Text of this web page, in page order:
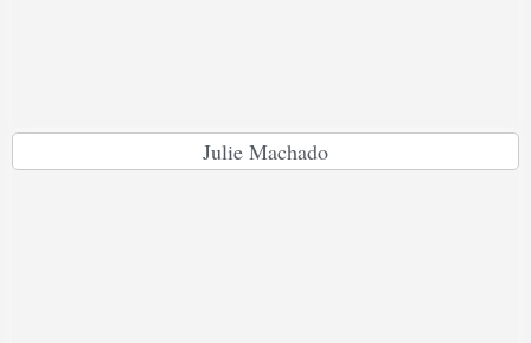
Julie Machado